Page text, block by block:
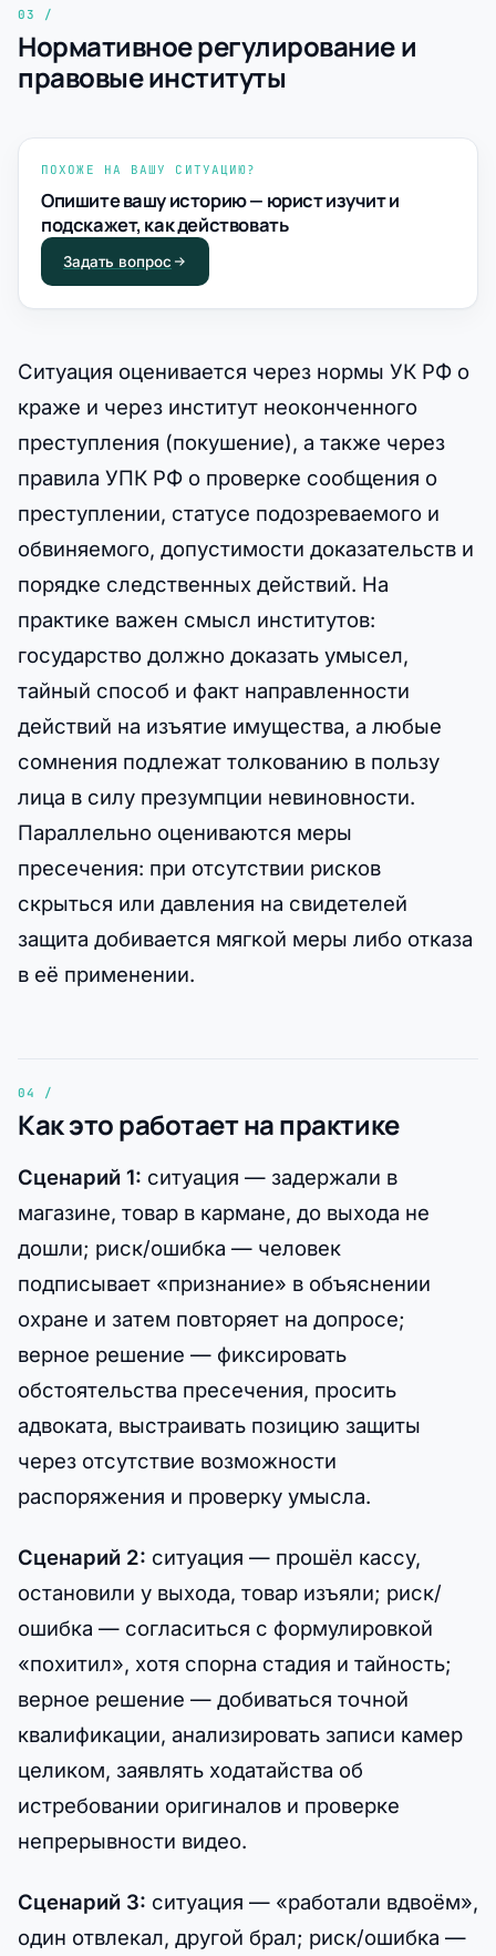
Нормативное регулирование и
правовые институты
ПОХОЖЕ НА ВАШУ СИТУАЦИЮ?
Опишите вашу историю — юрист изучит и
подскажет, как действовать
Задать вопрос
Ситуация оценивается через нормы УК РФ о
краже и через институт неоконченного
преступления (покушение), а также через
правила УПК РФ о проверке сообщения о
преступлении, статусе подозреваемого и
обвиняемого, допустимости доказательств и
порядке следственных действий. На
практике важен смысл институтов:
государство должно доказать умысел,
тайный способ и факт направленности
действий на изъятие имущества, а любые
сомнения подлежат толкованию в пользу
лица в силу презумпции невиновности.
Параллельно оцениваются меры
пресечения: при отсутствии рисков
скрыться или давления на свидетелей
защита добивается мягкой меры либо отказа
в её применении.
Как это работает на практике
Сценарий 1: ситуация — задержали в
магазине, товар в кармане, до выхода не
дошли; риск/ошибка — человек
подписывает «признание» в объяснении
охране и затем повторяет на допросе;
верное решение — фиксировать
обстоятельства пресечения, просить
адвоката, выстраивать позицию защиты
через отсутствие возможности
распоряжения и проверку умысла.
Сценарий 2: ситуация — прошёл кассу,
остановили у выхода, товар изъяли; риск/
ошибка — согласиться с формулировкой
«похитил», хотя спорна стадия и тайность;
верное решение — добиваться точной
квалификации, анализировать записи камер
целиком, заявлять ходатайства об
истребовании оригиналов и проверке
непрерывности видео.
Сценарий 3: ситуация — «работали вдвоём»,
один отвлекал, другой брал; риск/ошибка —